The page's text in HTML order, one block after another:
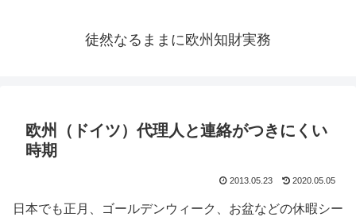
徒然なるままに欧州知財実務
欧州（ドイツ）代理人と連絡がつきにくい
時期
2013.05.23 2020.05.05
日本でも正月、ゴールデンウィーク、お盆などの休暇シー